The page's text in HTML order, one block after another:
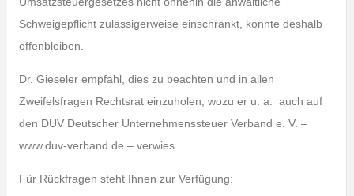
Schweigepflicht zulässigerweise einschränkt, konnte deshalb
offenbleiben.
Dr. Gieseler empfahl, dies zu beachten und in allen
Zweifelsfragen Rechtsrat einzuholen, wozu er u. a. auch auf
den DUV Deutscher Unternehmenssteuer Verband e. V. –
www.duv-verband.de – verwies.
Für Rückfragen steht Ihnen zur Verfügung: